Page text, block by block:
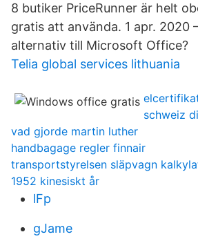
8 butiker PriceRunner är helt
gratis att använda. 1 apr.
alternativ till Microsoft Office?
Telia global services lithuania
schweiz
vad gjorde martin luther
handbagage regler finnair
transportstyrelsen släpvagn
1952 kinesiskt år
lFp
gJame